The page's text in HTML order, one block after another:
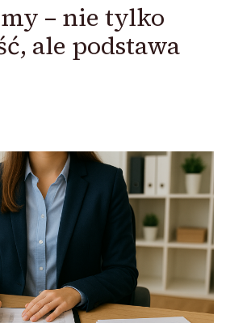
– nie tylko
ale podstawa